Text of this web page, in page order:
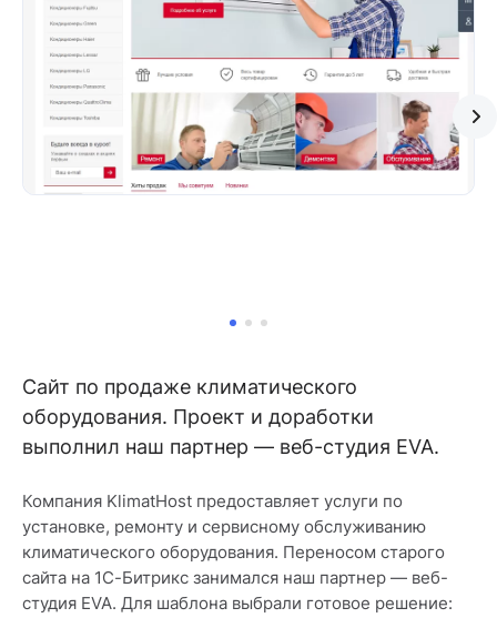
Сайт по продаже климатического
оборудования. Проект и доработки
выполнил наш партнер — веб-студия EVA.
Компания KlimatHost предоставляет услуги по
установке, ремонту и сервисному обслуживанию
климатического оборудования. Переносом старого
сайта на 1С-Битрикс занимался наш партнер — веб-
студия EVA. Для шаблона выбрали готовое решение: